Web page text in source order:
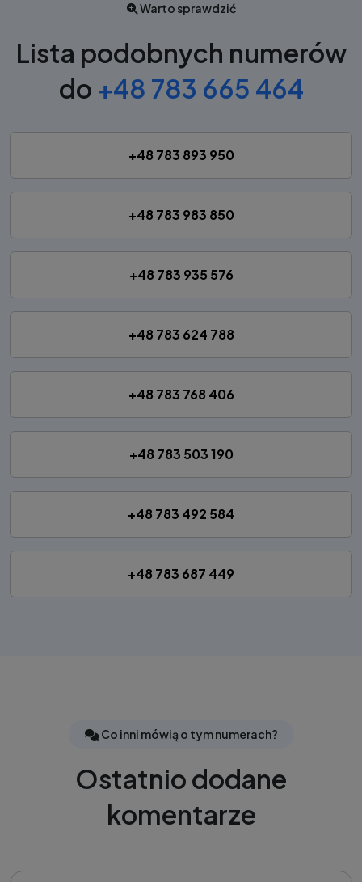
Warto sprawdzić
Lista podobnych numerów
do +48 783 665 464
+48 783 893 950
+48 783 983 850
+48 783 935 576
+48 783 624 788
+48 783 768 406
+48 783 503 190
+48 783 492 584
+48 783 687 449
Co inni mówią o tym numerach?
Ostatnio dodane
komentarze